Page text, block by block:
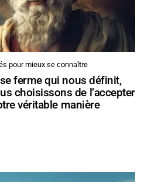
pour mieux se connaître
ferme qui nous définit,
choisissons de l’accepter
véritable manière